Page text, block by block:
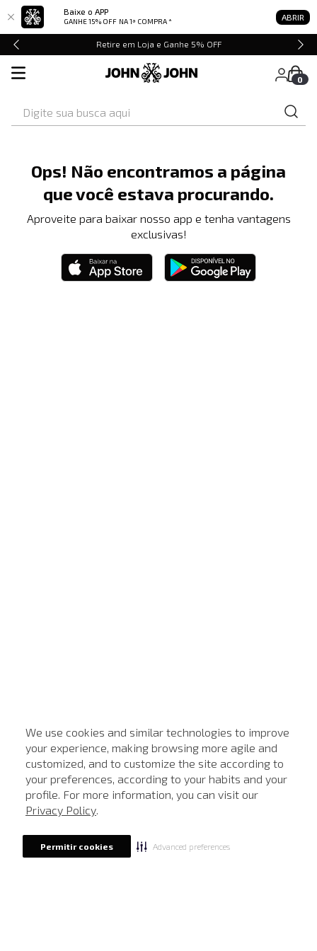
Baixe o APP
GANHE 15% OFF NA 1ª COMPRA * ABRIR
We use cookies and similar technologies to improve
your experience, making browsing more agile and
customized, and to customize the site according to
your preferences, according to your habits and your
profile. For more information, you can visit our
Privacy Policy.
Permitir cookies Advanced preferences
Retire em Loja e Ganhe 5% OFF
0
Ops! Não encontramos a página
que você estava procurando.
Aproveite para baixar nosso app e tenha vantagens
exclusivas!